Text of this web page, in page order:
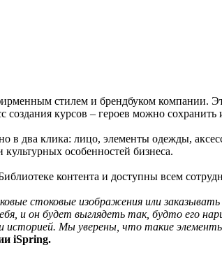
стилем и брендбуком компании.
курсов – героев можно сохранить
в два клика: лицо, элементы одежды,
особенностей бизнеса.
контента и доступны всем
стоковые изображения или
и он будет выглядеть так, будто его
историей. Мы уверены, что такие
iSpring.